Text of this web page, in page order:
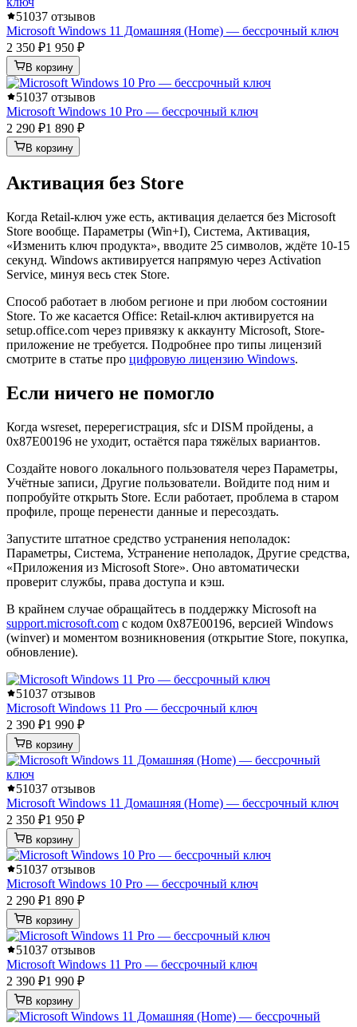
51037 отзывов
Microsoft Windows 11 Домашняя (Home) — бессрочный ключ
2 350 ₽1 950 ₽
В корзину
51037 отзывов
Microsoft Windows 10 Pro — бессрочный ключ
2 290 ₽1 890 ₽
В корзину
Активация без Store
Когда Retail-ключ уже есть, активация делается без Microsoft
Store вообще. Параметры (Win+I), Система, Активация,
«Изменить ключ продукта», вводите 25 символов, ждёте 10-15
секунд. Windows активируется напрямую через Activation
Service, минуя весь стек Store.
Способ работает в любом регионе и при любом состоянии
Store. То же касается Office: Retail-ключ активируется на
setup.office.com через привязку к аккаунту Microsoft, Store-
приложение не требуется. Подробнее про типы лицензий
смотрите в статье про цифровую лицензию Windows.
Если ничего не помогло
Когда wsreset, перерегистрация, sfc и DISM пройдены, а
0x87E00196 не уходит, остаётся пара тяжёлых вариантов.
Создайте нового локального пользователя через Параметры,
Учётные записи, Другие пользователи. Войдите под ним и
попробуйте открыть Store. Если работает, проблема в старом
профиле, проще перенести данные и пересоздать.
Запустите штатное средство устранения неполадок:
Параметры, Система, Устранение неполадок, Другие средства,
«Приложения из Microsoft Store». Оно автоматически
проверит службы, права доступа и кэш.
В крайнем случае обращайтесь в поддержку Microsoft на
support.microsoft.com с кодом 0x87E00196, версией Windows
(winver) и моментом возникновения (открытие Store, покупка,
обновление).
51037 отзывов
Microsoft Windows 11 Pro — бессрочный ключ
2 390 ₽1 990 ₽
В корзину
51037 отзывов
Microsoft Windows 11 Домашняя (Home) — бессрочный ключ
2 350 ₽1 950 ₽
В корзину
51037 отзывов
Microsoft Windows 10 Pro — бессрочный ключ
2 290 ₽1 890 ₽
В корзину
51037 отзывов
Microsoft Windows 11 Pro — бессрочный ключ
2 390 ₽1 990 ₽
В корзину